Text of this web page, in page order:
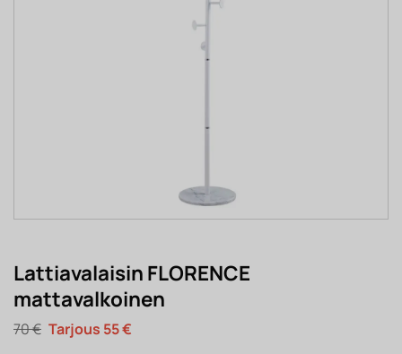
Lattiavalaisin FLORENCE
mattavalkoinen
70€ Alkuperäinen
hinta
55€Nykyinen